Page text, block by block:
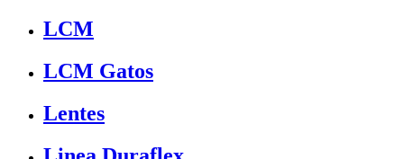
LCM
LCM Gatos
Lentes